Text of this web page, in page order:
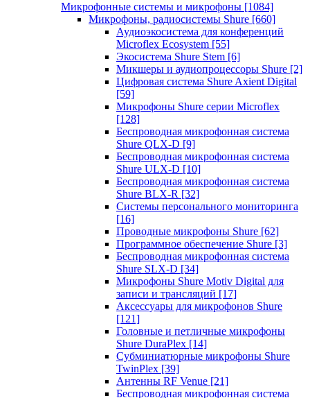
Микрофонные системы и микрофоны [1084]
Микрофоны, радиосистемы Shure [660]
Аудиоэкосистема для конференций
Microflex Ecosystem [55]
Экосистема Shure Stem [6]
Микшеры и аудиопроцессоры Shure [2]
Цифровая система Shure Axient Digital
[59]
Микрофоны Shure серии Microflex
[128]
Беспроводная микрофонная система
Shure QLX-D [9]
Беспроводная микрофонная система
Shure ULX-D [10]
Беспроводная микрофонная система
Shure BLX-R [32]
Системы персонального мониторинга
[16]
Проводные микрофоны Shure [62]
Программное обеспечение Shure [3]
Беспроводная микрофонная система
Shure SLX-D [34]
Микрофоны Shure Motiv Digital для
записи и трансляций [17]
Аксессуары для микрофонов Shure
[121]
Головные и петличные микрофоны
Shure DuraPlex [14]
Субминиатюрные микрофоны Shure
TwinPlex [39]
Антенны RF Venue [21]
Беспроводная микрофонная система